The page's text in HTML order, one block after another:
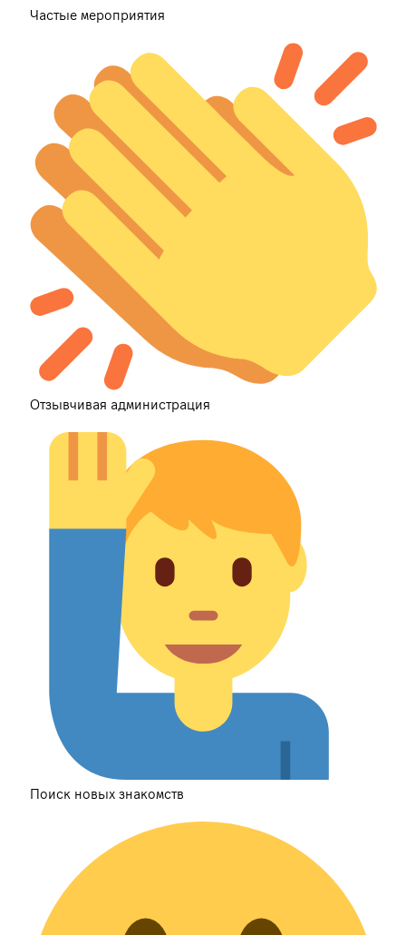
Частые мероприятия
Отзывчивая администрация
Поиск новых знакомств